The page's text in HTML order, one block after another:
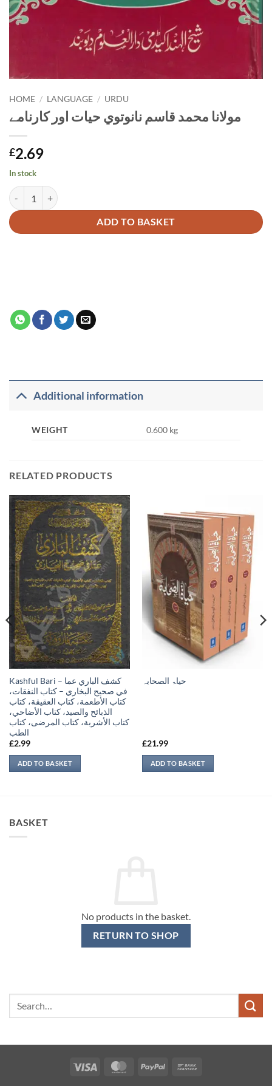
HOME / LANGUAGE / URDU
مولانا محمد قاسم نانوتوي حیات اور کارنامے
£2.69
In stock
ADD TO BASKET
Alternative:
Additional information
WEIGHT 0.600 kg
RELATED PRODUCTS
Kashful Bari – كشف الباري عما
في صحيح البخاري – كتاب النفقات،
كتاب الأطعمة، كتاب العقيقة، كتاب
الذبائح والصيد، كتاب الأضاحي،
كتاب الأشربة، كتاب المرضى، كتاب
الطب
£2.99
ADD TO BASKET
حیاۃ الصحابہ
£21.99
ADD TO BASKET
BASKET
No products in the basket.
RETURN TO SHOP
Visa MasterCardPayPal